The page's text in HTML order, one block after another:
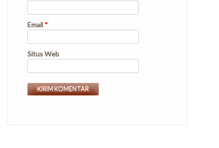
Email *
Situs Web